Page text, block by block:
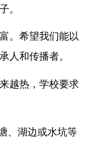
。
。希望我们能以
人和传播者。
越热，学校要求
、湖边或水坑等